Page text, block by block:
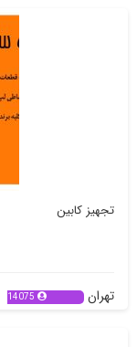
تجهیز کابین
تهران 14075